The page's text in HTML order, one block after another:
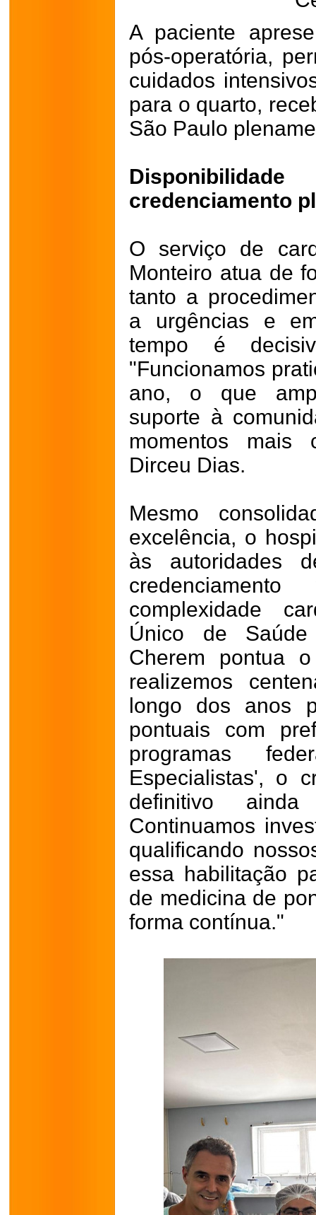
A paciente
pós-operatória,
cuidados
para o quarto,
São Paulo
credenciamento
O serviço de
Monteiro atua de
tanto a
a urgências e
tempo é
"Funcionamos
ano, o que
suporte à
momentos mais
Dirceu Dias.
Mesmo
excelência, o
às autoridades
complexidade
Único de
Cherem pontua
realizemos
longo dos anos
pontuais com
programas
Especialistas', o
definitivo
Continuamos
qualificando
essa habilitação
de medicina de
forma contínua."